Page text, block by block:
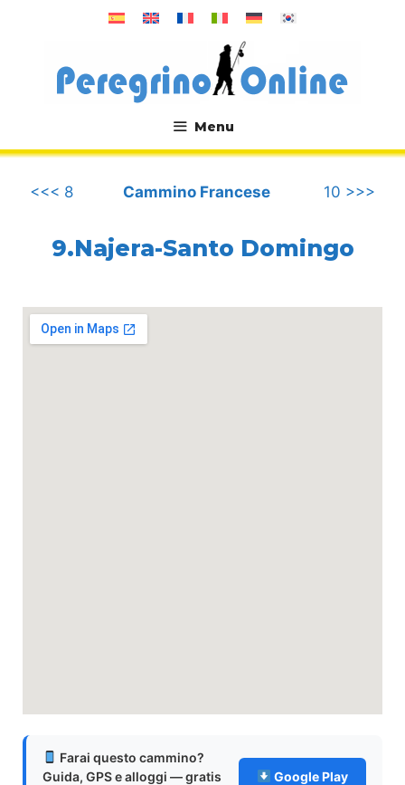
Menu
.
<<< 8
Cammino Francese 10 >>>
9.Najera-Santo Domingo
Farai questo cammino?
Guida, GPS e alloggi — gratis
Google Play